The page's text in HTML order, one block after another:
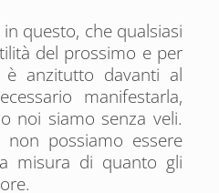
questo, che qualsiasi
del prossimo e per
anzitutto davanti al
manifestarla,
noi siamo senza veli.
possiamo essere
misura di quanto gli